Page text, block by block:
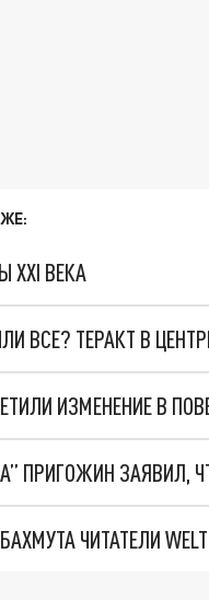
XXI ВЕКА
ВСЕ? ТЕРАКТ В